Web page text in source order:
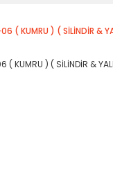
( KUMRU ) ( SİLİNDİR &